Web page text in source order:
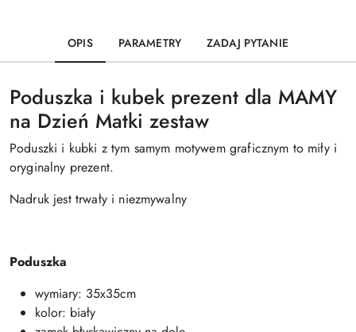
OPIS PARAMETRY ZADAJ PYTANIE
Poduszka i kubek prezent dla MAMY
na Dzień Matki zestaw
Poduszki i kubki z tym samym motywem graficznym to miły i
oryginalny prezent.
Nadruk jest trwały i niezmywalny
Poduszka
wymiary: 35x35cm
kolor: biały